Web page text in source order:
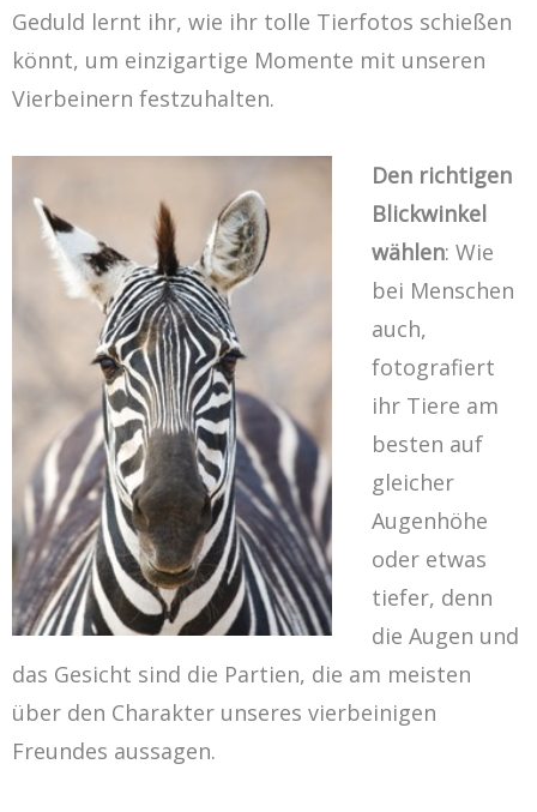
Geduld lernt ihr, wie ihr tolle Tierfotos schießen
könnt, um einzigartige Momente mit unseren
Vierbeinern festzuhalten.
Den richtigen
Blickwinkel
wählen: Wie
bei Menschen
auch,
fotografiert
ihr Tiere am
besten auf
gleicher
Augenhöhe
oder etwas
tiefer, denn
die Augen und
das Gesicht sind die Partien, die am meisten
über den Charakter unseres vierbeinigen
Freundes aussagen.